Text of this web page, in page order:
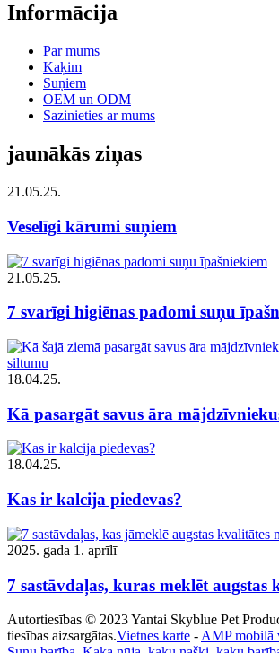
Informācija
Par mums
Kaķim
Suņiem
OEM un ODM
Sazinieties ar mums
jaunākās ziņas
21.05.25.
Veselīgi kārumi suņiem
21.05.25.
7 svarīgi higiēnas padomi suņu
18.04.25.
Kā pasargāt savus āra
18.04.25.
Kas ir kalcija piedevas?
2025. gada 1. aprīlī
7 sastāvdaļas, kuras meklēt augstas
Autortiesības © 2023 Yantai Skyblue Pet
tiesības aizsargātas.Vietnes karte - AMP mobilā